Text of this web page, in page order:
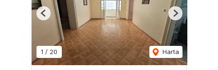
1 / 20 Harta
Previous Next